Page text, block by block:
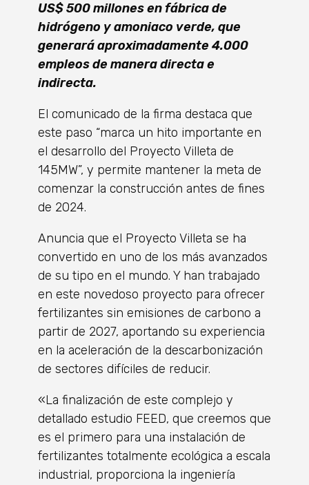
US$ 500 millones en fábrica de
hidrógeno y amoniaco verde, que
generará aproximadamente 4.000
empleos de manera directa e
indirecta.
El comunicado de la firma destaca que
este paso “marca un hito importante en
el desarrollo del Proyecto Villeta de
145MW”, y permite mantener la meta de
comenzar la construcción antes de fines
de 2024.
Anuncia que el Proyecto Villeta se ha
convertido en uno de los más avanzados
de su tipo en el mundo. Y han trabajado
en este novedoso proyecto para ofrecer
fertilizantes sin emisiones de carbono a
partir de 2027, aportando su experiencia
en la aceleración de la descarbonización
de sectores difíciles de reducir.
«La finalización de este complejo y
detallado estudio FEED, que creemos que
es el primero para una instalación de
fertilizantes totalmente ecológica a escala
industrial, proporciona la ingeniería